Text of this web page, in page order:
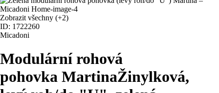
Zobrazit všechny (+2)
ID: 1722260
Micadoni
Modulární rohová
pohovka MartinaŽinylková,